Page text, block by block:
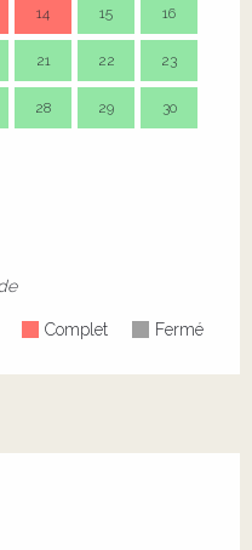
14 15 16
21 22 23
28 29 30
Complet Fermé